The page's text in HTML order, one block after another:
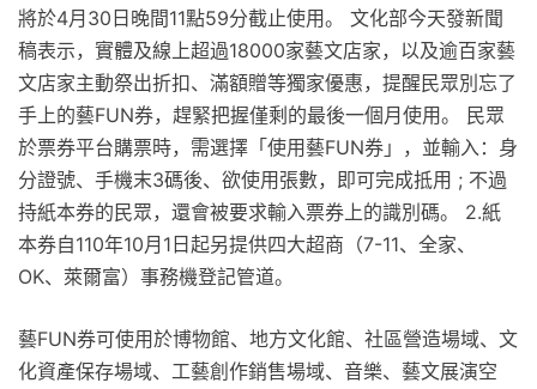
將於4月30日晚間11點59分截止使用。 文化部今天發新聞
稿表示，實體及線上超過18000家藝文店家，以及逾百家藝
文店家主動祭出折扣、滿額贈等獨家優惠，提醒民眾別忘了
手上的藝FUN券，趕緊把握僅剩的最後一個月使用。 民眾
於票券平台購票時，需選擇「使用藝FUN券」，並輸入：身
分證號、手機末3碼後、欲使用張數，即可完成抵用 ; 不過
持紙本券的民眾，還會被要求輸入票券上的識別碼。 2.紙
本券自110年10月1日起另提供四大超商（7-11、全家、
OK、萊爾富）事務機登記管道。
藝FUN券可使用於博物館、地方文化館、社區營造場域、文
化資產保存場域、工藝創作銷售場域、音樂、藝文展演空